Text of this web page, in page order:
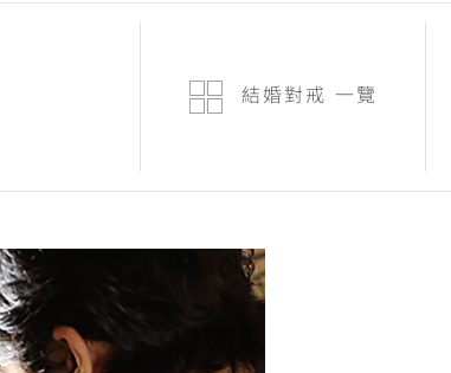
結婚對戒 一覽